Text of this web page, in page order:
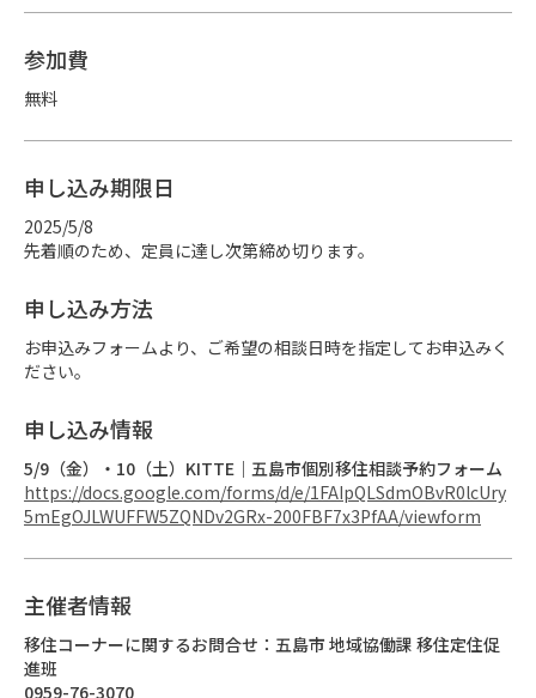
参加費
無料
申し込み期限日
2025/5/8
先着順のため、定員に達し次第締め切ります。
申し込み方法
お申込みフォームより、ご希望の相談日時を指定してお申込みく
ださい。
申し込み情報
5/9（金）・10（土）KITTE｜五島市個別移住相談予約フォーム
https://docs.google.com/forms/d/e/1FAIpQLSdmOBvR0lcUry
5mEgOJLWUFFW5ZQNDv2GRx-200FBF7x3PfAA/viewform
主催者情報
移住コーナーに関するお問合せ：五島市 地域協働課 移住定住促
進班
0959-76-3070